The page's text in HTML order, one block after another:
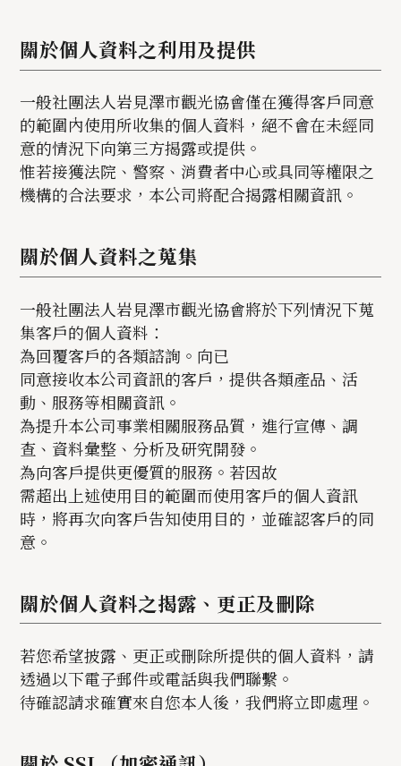
關於個人資料之利用及提供
一般社團法人岩見澤市觀光協會僅在獲得客戶同意
的範圍內使用所收集的個人資料，絕不會在未經同
意的情況下向第三方揭露或提供。
惟若接獲法院、警察、消費者中心或具同等權限之
機構的合法要求，本公司將配合揭露相關資訊。
關於個人資料之蒐集
一般社團法人岩見澤市觀光協會將於下列情況下蒐
集客戶的個人資料：
為回覆客戶的各類諮詢。向已
同意接收本公司資訊的客戶，提供各類產品、活
動、服務等相關資訊。
為提升本公司事業相關服務品質，進行宣傳、調
查、資料彙整、分析及研究開發。
為向客戶提供更優質的服務。若因故
需超出上述使用目的範圍而使用客戶的個人資訊
時，將再次向客戶告知使用目的，並確認客戶的同
意。
關於個人資料之揭露、更正及刪除
若您希望披露、更正或刪除所提供的個人資料，請
透過以下電子郵件或電話與我們聯繫。
待確認請求確實來自您本人後，我們將立即處理。